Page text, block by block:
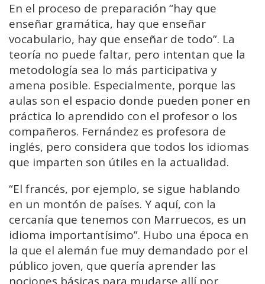
En el proceso de preparación “hay que
enseñar gramática, hay que enseñar
vocabulario, hay que enseñar de todo”. La
teoría no puede faltar, pero intentan que la
metodología sea lo más participativa y
amena posible. Especialmente, porque las
aulas son el espacio donde pueden poner en
práctica lo aprendido con el profesor o los
compañeros. Fernández es profesora de
inglés, pero considera que todos los idiomas
que imparten son útiles en la actualidad.
“El francés, por ejemplo, se sigue hablando
en un montón de países. Y aquí, con la
cercanía que tenemos con Marruecos, es un
idioma importantísimo”. Hubo una época en
la que el alemán fue muy demandado por el
público joven, que quería aprender las